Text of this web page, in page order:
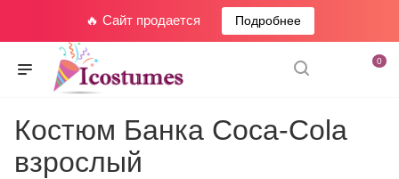
🔥 Сайт продается Подробнее
0
Костюм Банка Coca-Cola
взрослый